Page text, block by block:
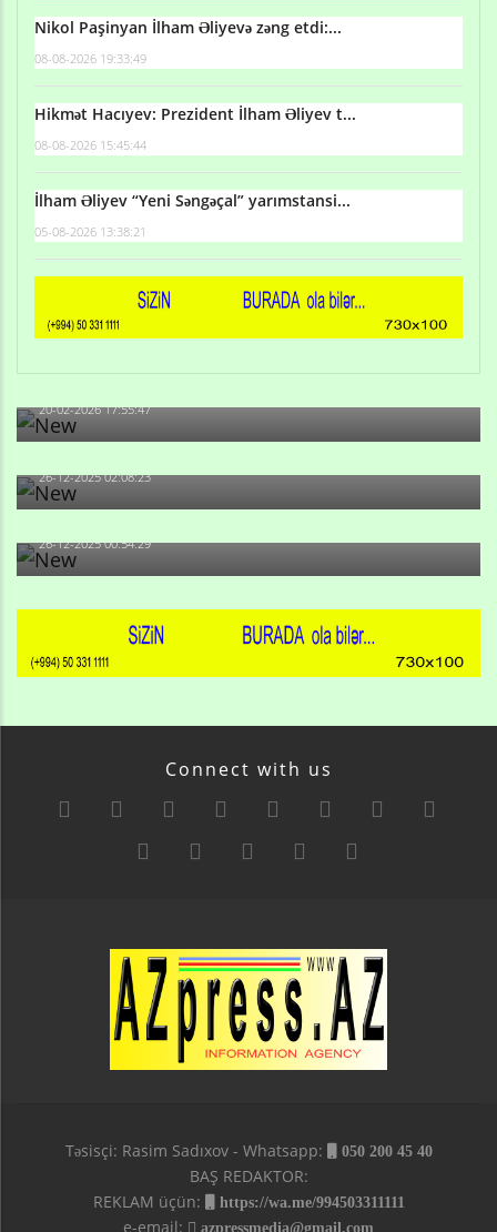
Nikol Paşinyan İlham Əliyevə zəng etdi:...
08-08-2026 19:33:49
Hikmət Hacıyev: Prezident İlham Əliyev t...
08-08-2026 15:45:44
İlham Əliyev “Yeni Səngəçal” yarımstansi...
05-08-2026 13:38:21
Qulu Məhərrəmli: Sosial şəbəkələrdə söyüş niyə artıb?
20-02-2026 17:55:47
Məni bura NAZİR GÖNDƏRİB - 1937-ci ildən fəaliyyətdə
olan və...
26-12-2025 02:08:23
-Ay qız, sən məhkəməni udmayacaqsan... Sən bilirsən
də, məni...
26-12-2025 00:54:29
Connect with us
Təsisçi: Rasim Sadıxov - Whatsapp: 050 200 45 40
BAŞ REDAKTOR:
REKLAM üçün:
https://wa.me/994503311111
e-email: azpressmedia@gmail.com